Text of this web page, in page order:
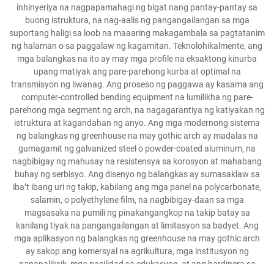
inhinyeriya na nagpapamahagi ng bigat nang pantay-pantay sa
buong istruktura, na nag-aalis ng pangangailangan sa mga
suportang haligi sa loob na maaaring makagambala sa pagtatanim
ng halaman o sa paggalaw ng kagamitan. Teknolohikalmente, ang
mga balangkas na ito ay may mga profile na eksaktong kinurba
upang matiyak ang pare-parehong kurba at optimal na
transmisyon ng liwanag. Ang proseso ng paggawa ay kasama ang
computer-controlled bending equipment na lumilikha ng pare-
parehong mga segment ng arch, na nagagarantiya ng katiyakan ng
istruktura at kagandahan ng anyo. Ang mga modernong sistema
ng balangkas ng greenhouse na may gothic arch ay madalas na
gumagamit ng galvanized steel o powder-coated aluminum, na
nagbibigay ng mahusay na resistensya sa korosyon at mahabang
buhay ng serbisyo. Ang disenyo ng balangkas ay sumasaklaw sa
iba’t ibang uri ng takip, kabilang ang mga panel na polycarbonate,
salamin, o polyethylene film, na nagbibigay-daan sa mga
magsasaka na pumili ng pinakangangkop na takip batay sa
kanilang tiyak na pangangailangan at limitasyon sa badyet. Ang
mga aplikasyon ng balangkas ng greenhouse na may gothic arch
ay sakop ang komersyal na agrikultura, mga institusyon ng